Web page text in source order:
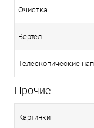
Очистка
Вертел
Телескопические
Прочие
Картинки